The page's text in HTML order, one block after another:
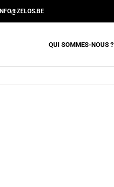
INFO@ZELOS.BE
QUI SOMMES-NOUS ?